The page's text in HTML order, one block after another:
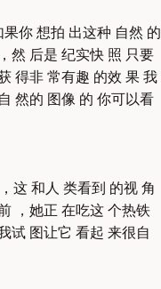
你 想拍 出这种 自然 的
然 后是 纪实快 照 只要
得非 常有趣 的效 果 我
然的 图像 的 你可以看
这 和人 类看到 的视 角
，她正 在吃这 个热铁
试 图让它 看起 来很自